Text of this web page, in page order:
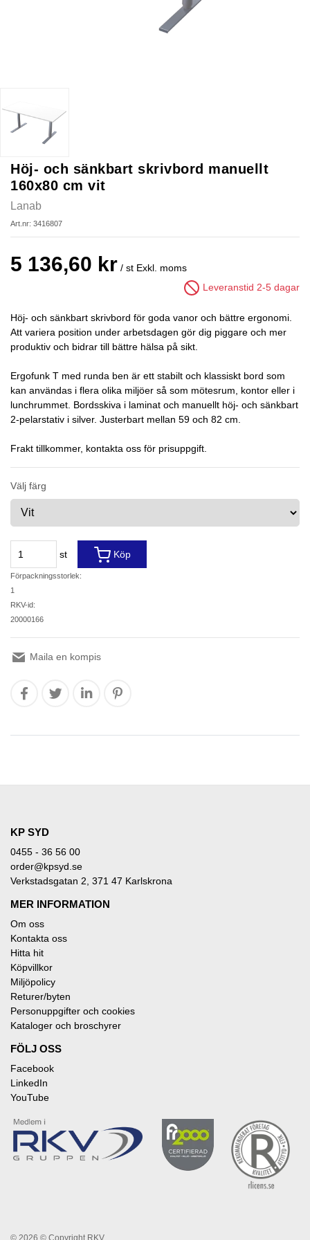
Höj- och sänkbart skrivbord manuellt
160x80 cm vit
Lanab
Art.nr: 3416807
5 136,60 kr / st Exkl. moms
Leveranstid 2-5 dagar
Höj- och sänkbart skrivbord för goda vanor och bättre ergonomi.
Att variera position under arbetsdagen gör dig piggare och mer
produktiv och bidrar till bättre hälsa på sikt.
Ergofunk T med runda ben är ett stabilt och klassiskt bord som
kan användas i flera olika miljöer så som mötesrum, kontor eller i
lunchrummet. Bordsskiva i laminat och manuellt höj- och sänkbart
2-pelarstativ i silver. Justerbart mellan 59 och 82 cm.
Frakt tillkommer, kontakta oss för prisuppgift.
Välj färg
st
Förpackningsstorlek:
1
RKV-id:
20000166
Köp
Maila en kompis
KP SYD
0455 - 36 56 00
order@kpsyd.se
Verkstadsgatan 2, 371 47 Karlskrona
MER INFORMATION
Om oss
Kontakta oss
Hitta hit
Köpvillkor
Miljöpolicy
Returer/byten
Personuppgifter och cookies
Kataloger och broschyrer
FÖLJ OSS
Facebook
LinkedIn
YouTube
© 2026 © Copyright RKV